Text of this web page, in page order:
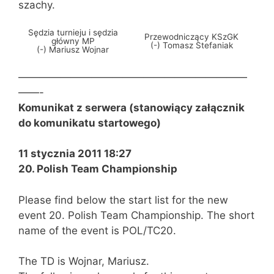
szachy.
Sędzia turnieju i sędzia
główny MP
(-) Mariusz Wojnar
Przewodniczący KSzGK
(-) Tomasz Stefaniak
——————————————————————
——-
Komunikat z serwera (stanowiący załącznik
do komunikatu startowego)
11 stycznia 2011 18:27
20. Polish Team Championship
Please find below the start list for the new
event 20. Polish Team Championship. The short
name of the event is POL/TC20.
The TD is Wojnar, Mariusz.